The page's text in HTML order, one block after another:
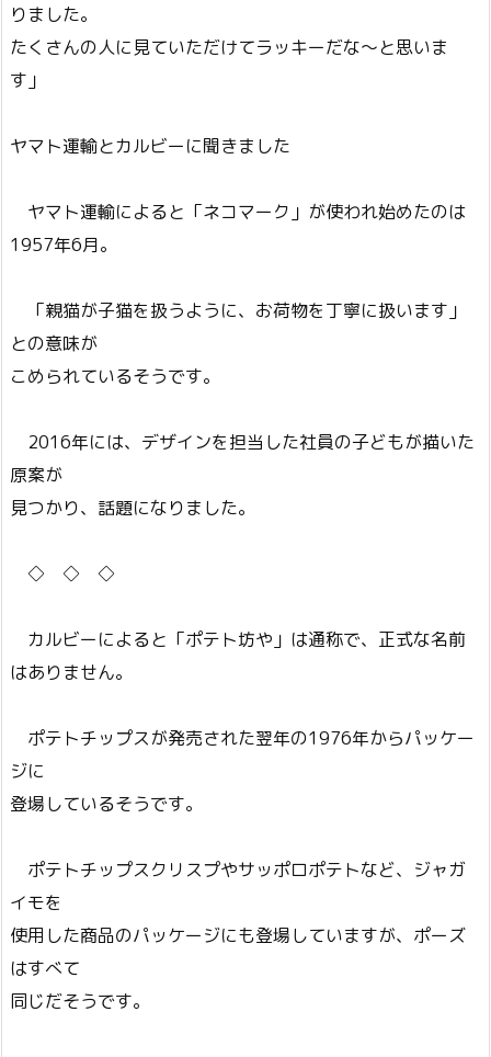
りました。
たくさんの人に見ていただけてラッキーだな～と思いま
す」
ヤマト運輸とカルビーに聞きました
ヤマト運輸によると「ネコマーク」が使われ始めたのは
1957年6月。
「親猫が子猫を扱うように、お荷物を丁寧に扱います」
との意味が
こめられているそうです。
2016年には、デザインを担当した社員の子どもが描いた
原案が
見つかり、話題になりました。
◇ ◇ ◇
カルビーによると「ポテト坊や」は通称で、正式な名前
はありません。
ポテトチップスが発売された翌年の1976年からパッケー
ジに
登場しているそうです。
ポテトチップスクリスプやサッポロポテトなど、ジャガ
イモを
使用した商品のパッケージにも登場していますが、ポーズ
はすべて
同じだそうです。